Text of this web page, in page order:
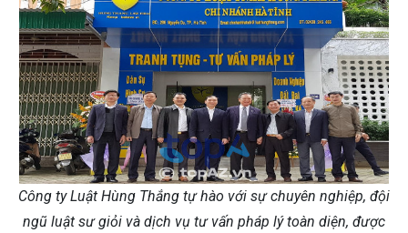
Công ty Luật Hùng Thắng tự hào với sự chuyên nghiệp, đội
ngũ luật sư giỏi và dịch vụ tư vấn pháp lý toàn diện, được